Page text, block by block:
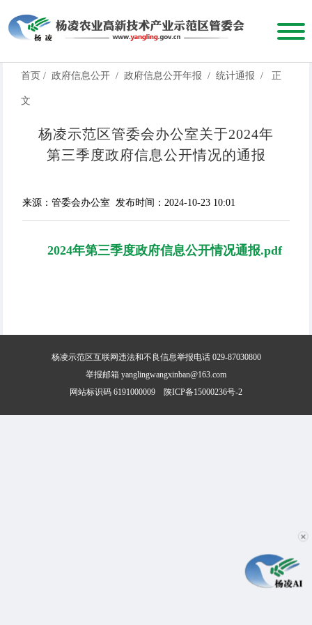
首页 / 政府信息公开 / 政府信息公开年报 / 统计通报 / 正
文
杨凌示范区管委会办公室关于2024年
第三季度政府信息公开情况的通报
来源：管委会办公室 发布时间：2024-10-23 10:01
2024年第三季度政府信息公开情况通报.pdf
杨凌示范区互联网违法和不良信息举报电话 029-87030800
举报邮箱 yanglingwangxinban@163.com
网站标识码 6191000009
陕ICP备15000236号-2
✕